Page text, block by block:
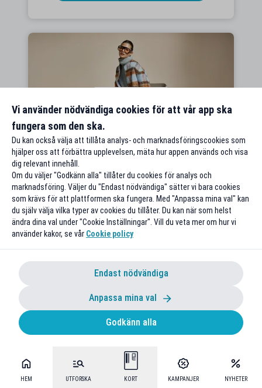
HEM UTFORSKA KORT KAMPANJER NYHETER
5 % studentrabatt hos Boohoo
Gäller även på rea
Till rabatten
15 % studentrabatt på ordinarie
priser
Gäller utvalda varumärken
Till rabatten
Vi använder nödvändiga cookies för att vår app ska
fungera som den ska.
Du kan också välja att tillåta analys- och marknadsföringscookies som
hjälper oss att förbättra upplevelsen, mäta hur appen används och visa
dig relevant innehåll.
Om du väljer "Godkänn alla" tillåter du cookies för analys och
marknadsföring. Väljer du "Endast nödvändiga" sätter vi bara cookies
som krävs för att plattformen ska fungera. Med "Anpassa mina val" kan
du själv välja vilka typer av cookies du tillåter. Du kan när som helst
ändra dina val under "Cookie Inställningar". Vill du veta mer om hur vi
använder kakor, se vår Cookie policy
Endast nödvändiga
Anpassa mina val
Godkänn alla